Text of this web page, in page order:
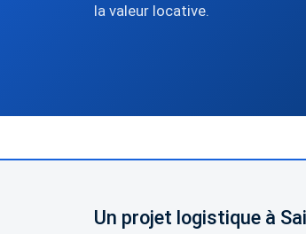
la valeur locative.
Un projet logistique à